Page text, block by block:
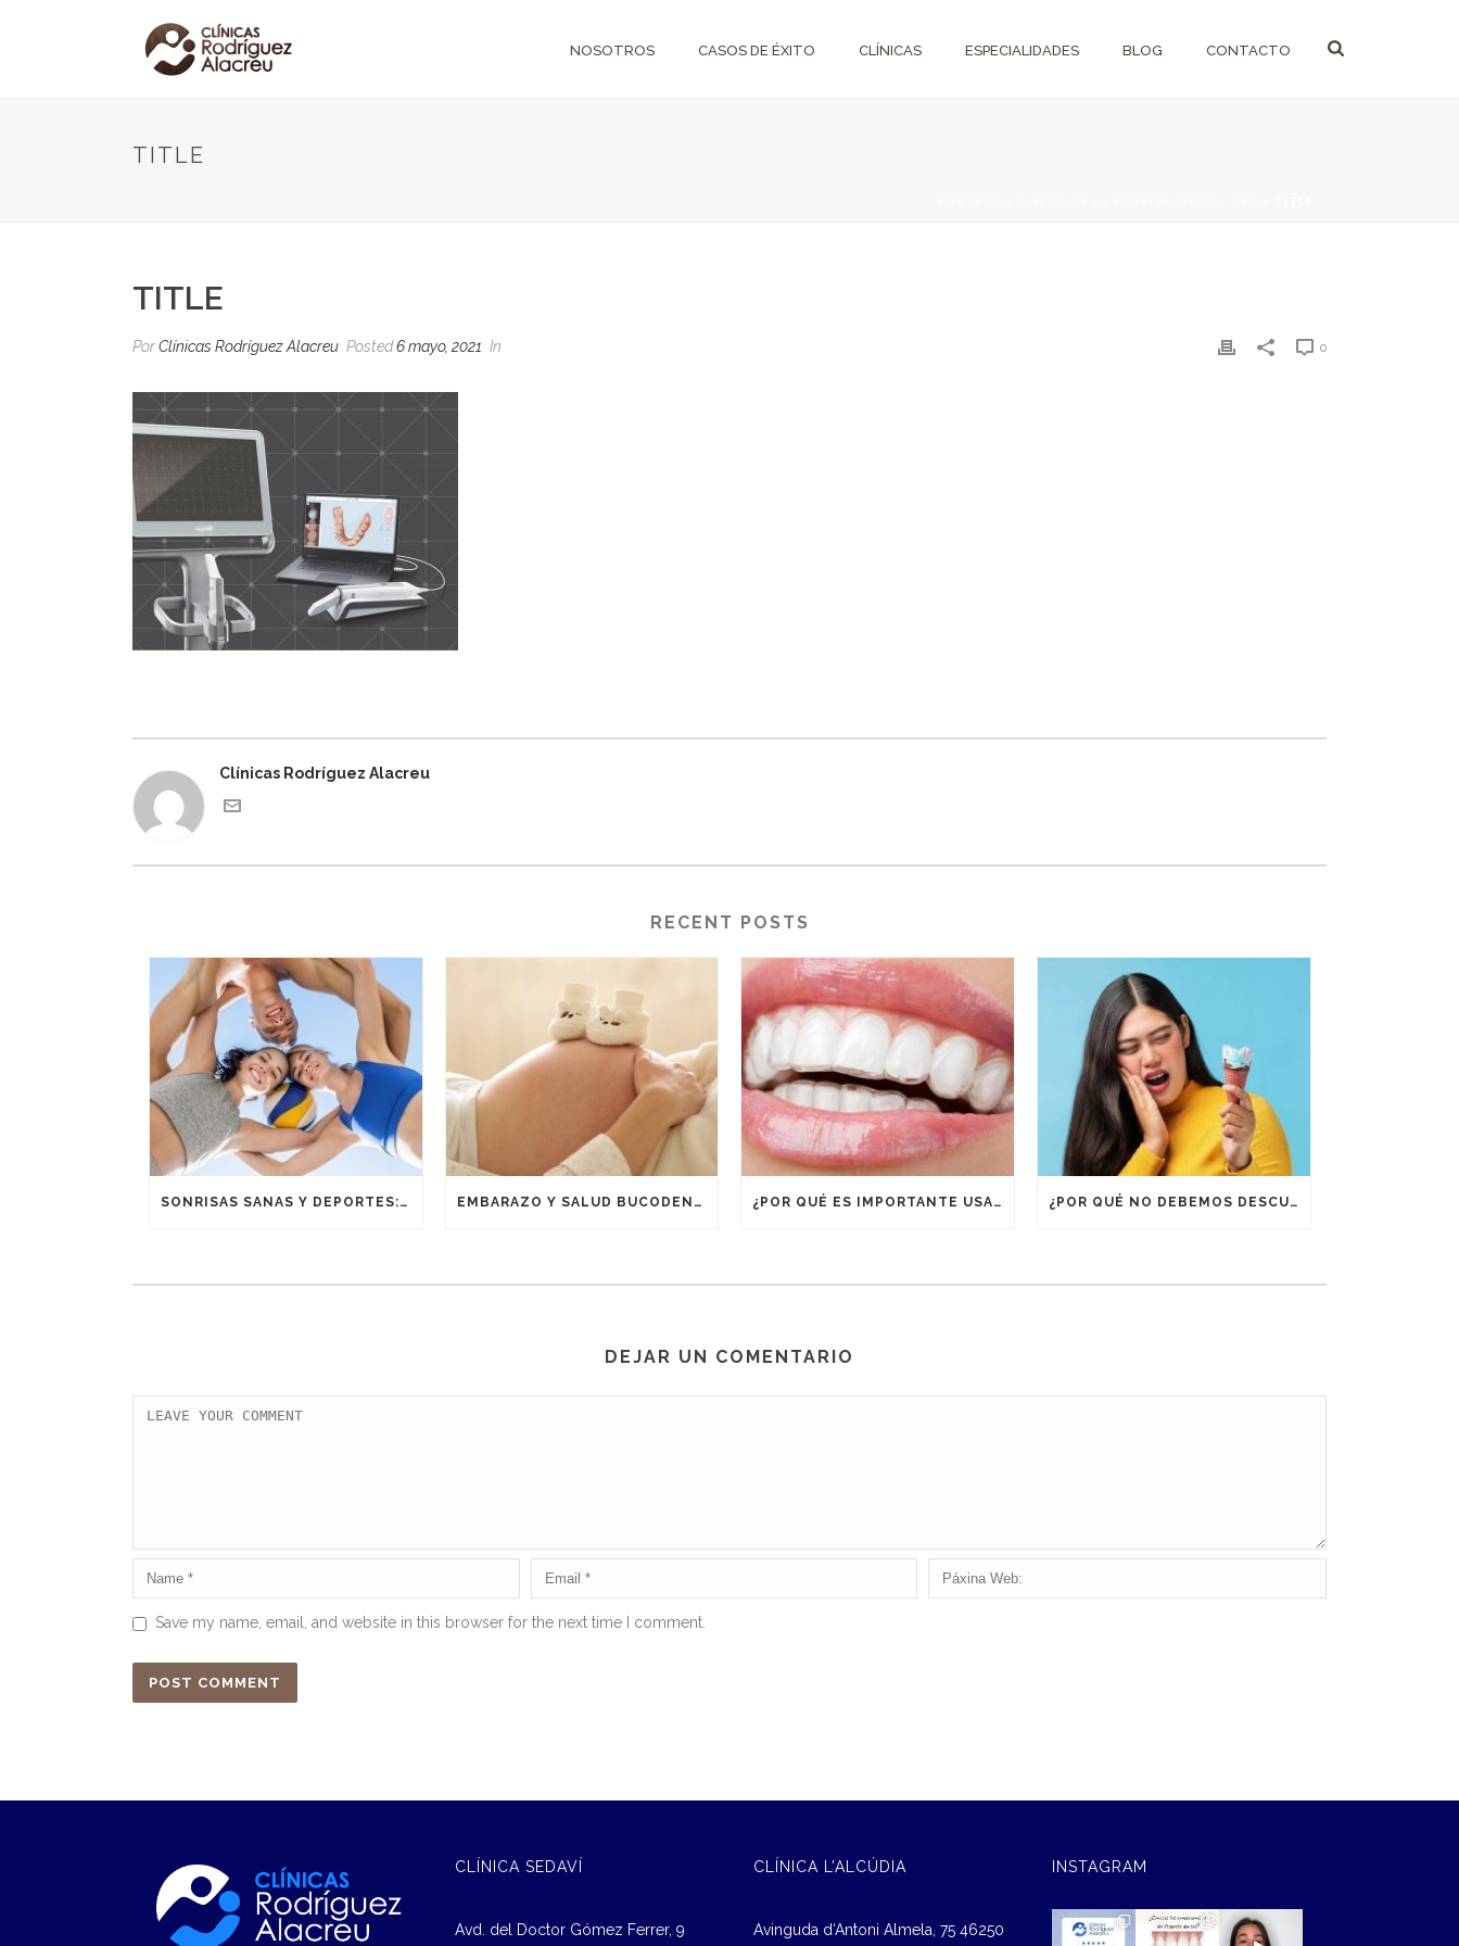
NOSOTROS CASOS DE ÉXITO CLÍNICAS ESPECIALIDADES BLOG CONTACTO
TITLE
TITLE
PorClínicas Rodríguez Alacreu Posted6 mayo, 2021 In 0
Clínicas Rodríguez Alacreu
RECENT POSTS
SONRISAS SANAS Y DEPORTES: UNA ALIANZA GANADORA EMBARAZO Y SALUD BUCODENTAL ¿POR QUÉ ES IMPORTANTE USAR RETENEDORES DESPUÉS DE UN TRATAMIENTO DE ORTODONCIA? ¿POR QUÉ NO DEBEMOS DESCUIDAR LA BOCA EN VACACIONES?
DEJAR UN COMENTARIO
Save my name, email, and website in this browser for the next time I comment.
CLÍNICA SEDAVÍ
Avd. del Doctor Gómez Ferrer, 9
CLÍNICA L’ALCÚDIA
Avinguda d‘Antoni Almela, 75 46250
INSTAGRAM